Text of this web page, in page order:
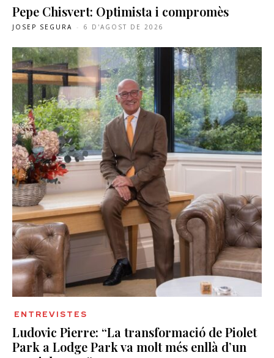
Pepe Chisvert: Optimista i compromès
JOSEP SEGURA - 6 D'AGOST DE 2026
ENTREVISTES
Ludovic Pierre: “La transformació de Piolet
Park a Lodge Park va molt més enllà d’un